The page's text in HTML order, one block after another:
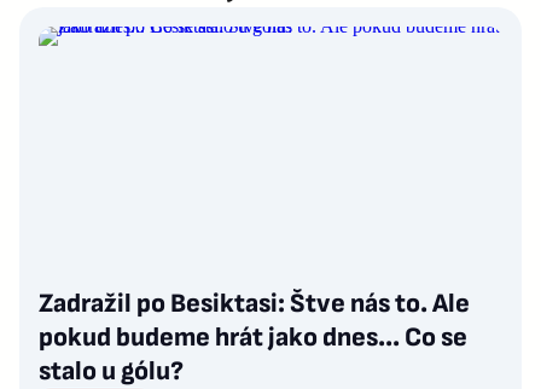
Zadražil po Besiktasi: Štve nás to. Ale
pokud budeme hrát jako dnes... Co se
stalo u gólu?